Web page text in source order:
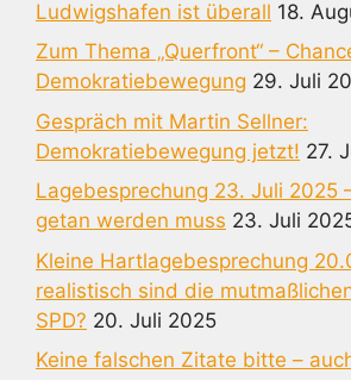
Ludwigshafen ist überall 18.
Zum Thema „Querfront“ –
Demokratiebewegung 29. Juli
Gespräch mit Martin Sellner:
Demokratiebewegung jetzt! 27.
Lagebesprechung 23. Juli 2025
getan werden muss 23. Juli
Kleine Hartlagebesprechung
realistisch sind die
SPD? 20. Juli 2025
Keine falschen Zitate bitte –